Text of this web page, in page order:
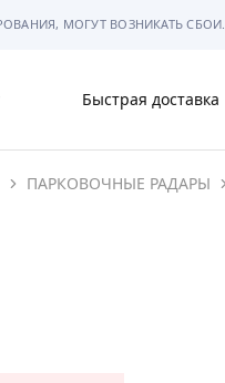
МОГУТ ВОЗНИКАТЬ СБОИ.
Быстрая доставка
ПАРКОВОЧНЫЕ РАДАРЫ